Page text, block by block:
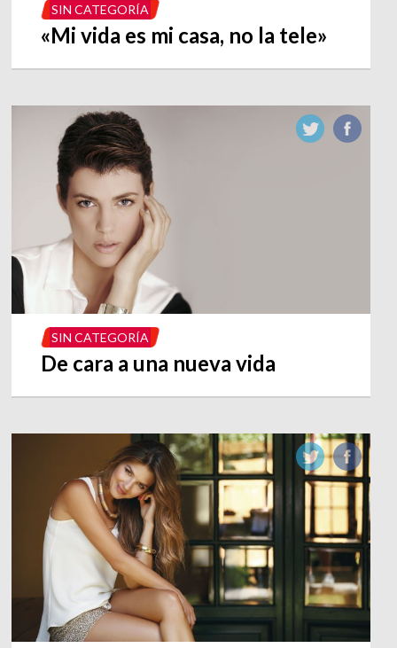
SIN CATEGORÍA
«Mi vida es mi casa, no la tele»
SIN CATEGORÍA
De cara a una nueva vida